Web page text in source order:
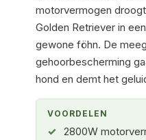
motorvermogen
Golden Retriever in
gewone föhn. De
gehoorbescherming
hond en demt het
VOORDELEN
2800W